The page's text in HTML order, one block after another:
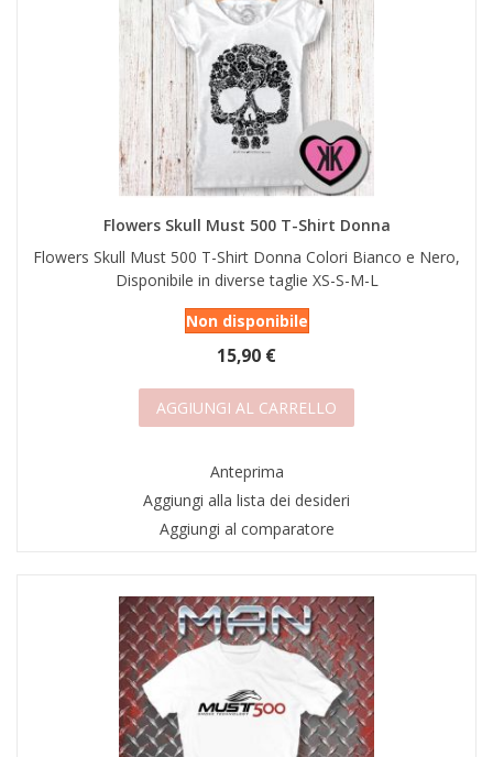
Flowers Skull Must 500 T-Shirt Donna
Flowers Skull Must 500 T-Shirt Donna Colori Bianco e Nero,
Disponibile in diverse taglie XS-S-M-L
Non disponibile
15,90 €
AGGIUNGI AL CARRELLO
Anteprima
Aggiungi alla lista dei desideri
Aggiungi al comparatore